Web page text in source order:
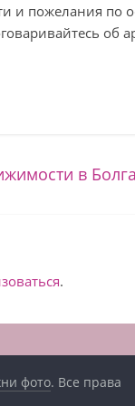
и пожелания по
об
в
.
фото. Все права